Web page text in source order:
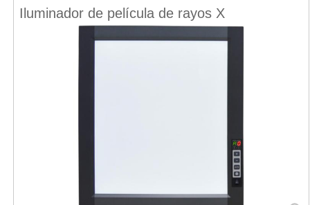
Iluminador de película de rayos X